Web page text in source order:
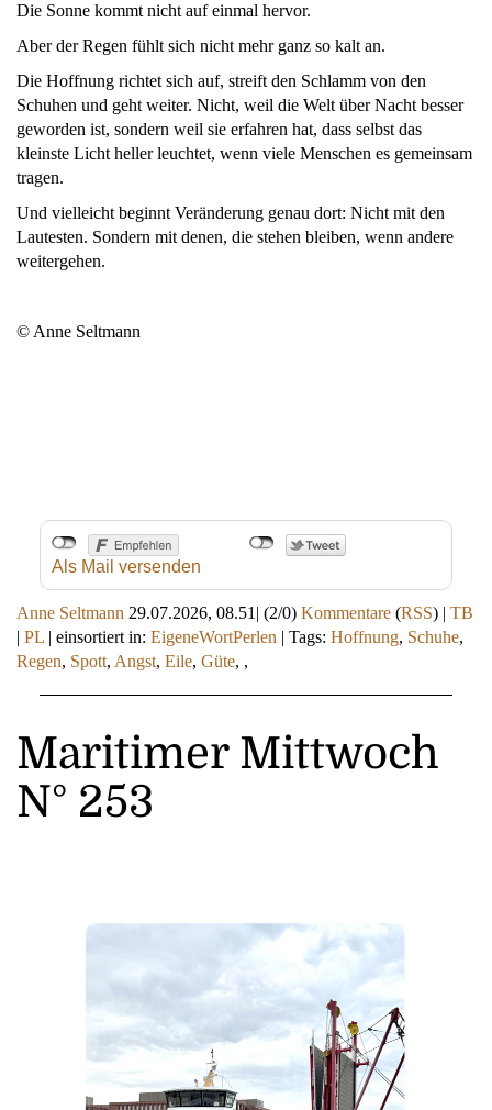
Die Sonne kommt nicht auf einmal hervor.
Aber der Regen fühlt sich nicht mehr ganz so kalt an.
Die Hoffnung richtet sich auf, streift den Schlamm von den
Schuhen und geht weiter. Nicht, weil die Welt über Nacht besser
geworden ist, sondern weil sie erfahren hat, dass selbst das
kleinste Licht heller leuchtet, wenn viele Menschen es gemeinsam
tragen.
Und vielleicht beginnt Veränderung genau dort: Nicht mit den
Lautesten. Sondern mit denen, die stehen bleiben, wenn andere
weitergehen.
© Anne Seltmann
Als Mail versenden
Anne Seltmann 29.07.2026, 08.51 | (2/0) Kommentare (RSS) | TB
| PL | einsortiert in: EigeneWortPerlen | Tags: Hoffnung, Schuhe,
Regen, Spott, Angst, Eile, Güte, ,
Maritimer Mittwoch
N° 253